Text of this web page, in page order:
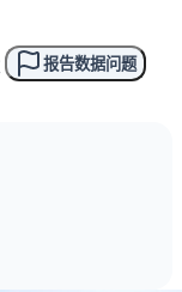
报告数据问题